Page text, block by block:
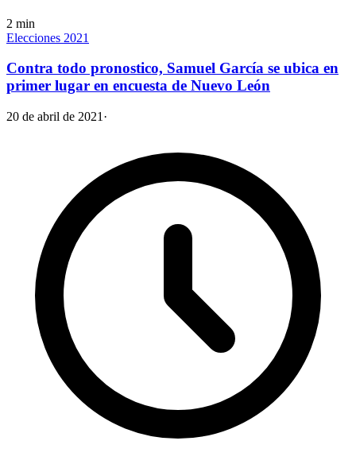
2 min
Elecciones 2021
Contra todo pronostico, Samuel García se ubica en
primer lugar en encuesta de Nuevo León
20 de abril de 2021 ·